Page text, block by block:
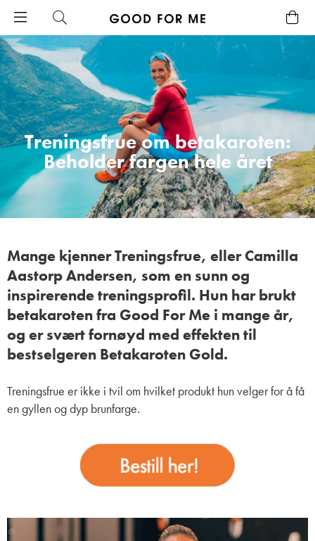
Treningsfrue om betakaroten:
Beholder fargen hele året
Mange kjenner Treningsfrue, eller Camilla
Aastorp Andersen, som en sunn og
inspirerende treningsprofil. Hun har brukt
betakaroten fra Good For Me i mange år,
og er svært fornøyd med effekten til
bestselgeren Betakaroten Gold.
Treningsfrue er ikke i tvil om hvilket produkt hun velger for å få
en gyllen og dyp brunfarge.